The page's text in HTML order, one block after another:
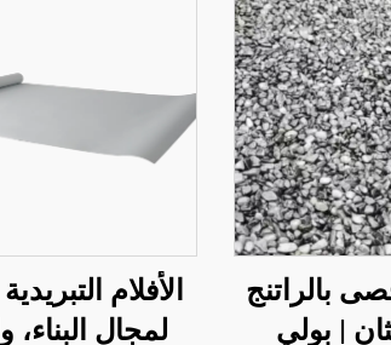
بالراتنج
| بولي
الأفلام
لمجال البناء،